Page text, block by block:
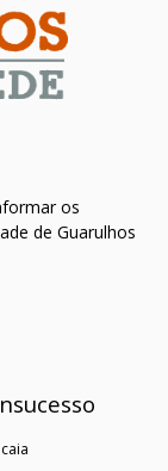
os
de Guarulhos